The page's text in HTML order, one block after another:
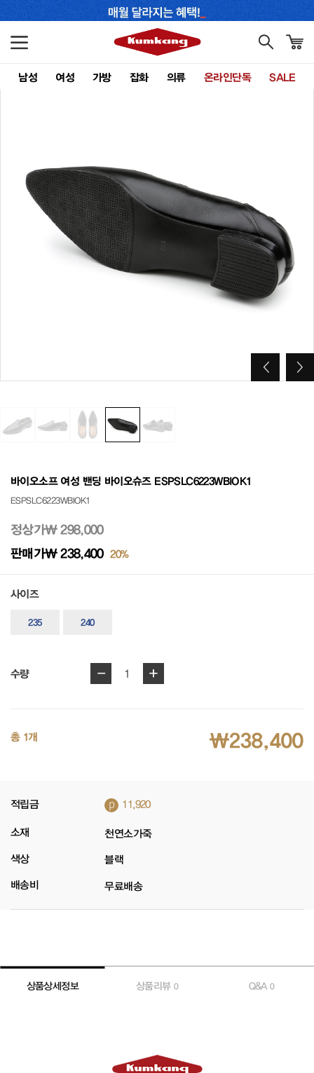
남성 여성 가방 잡화 의류 온라인단독 SALE
바이오소프 여성 밴딩 바이오슈즈 ESPSLC6223WBIOK1
ESPSLC6223WBIOK1
정상가₩ 298,000
판매가₩ 238,400 20%
사이즈
235 240
수량 - 1 +
총 1개 ₩238,400
적립금 p 11,920
소재 천연소가죽
색상 블랙
배송비 무료배송
상품상세정보 상품리뷰 0 Q&A0